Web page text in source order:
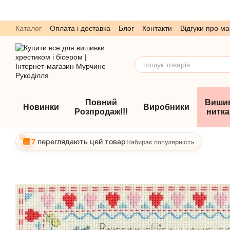
Каталог Оплата і доставка Блог Контакти
Відгуки про
Обмін та повернення
Угода користувача
Новинки
Повний
Розпродаж!!!
Виробники
7 переглядають цей товарНабирає популярність